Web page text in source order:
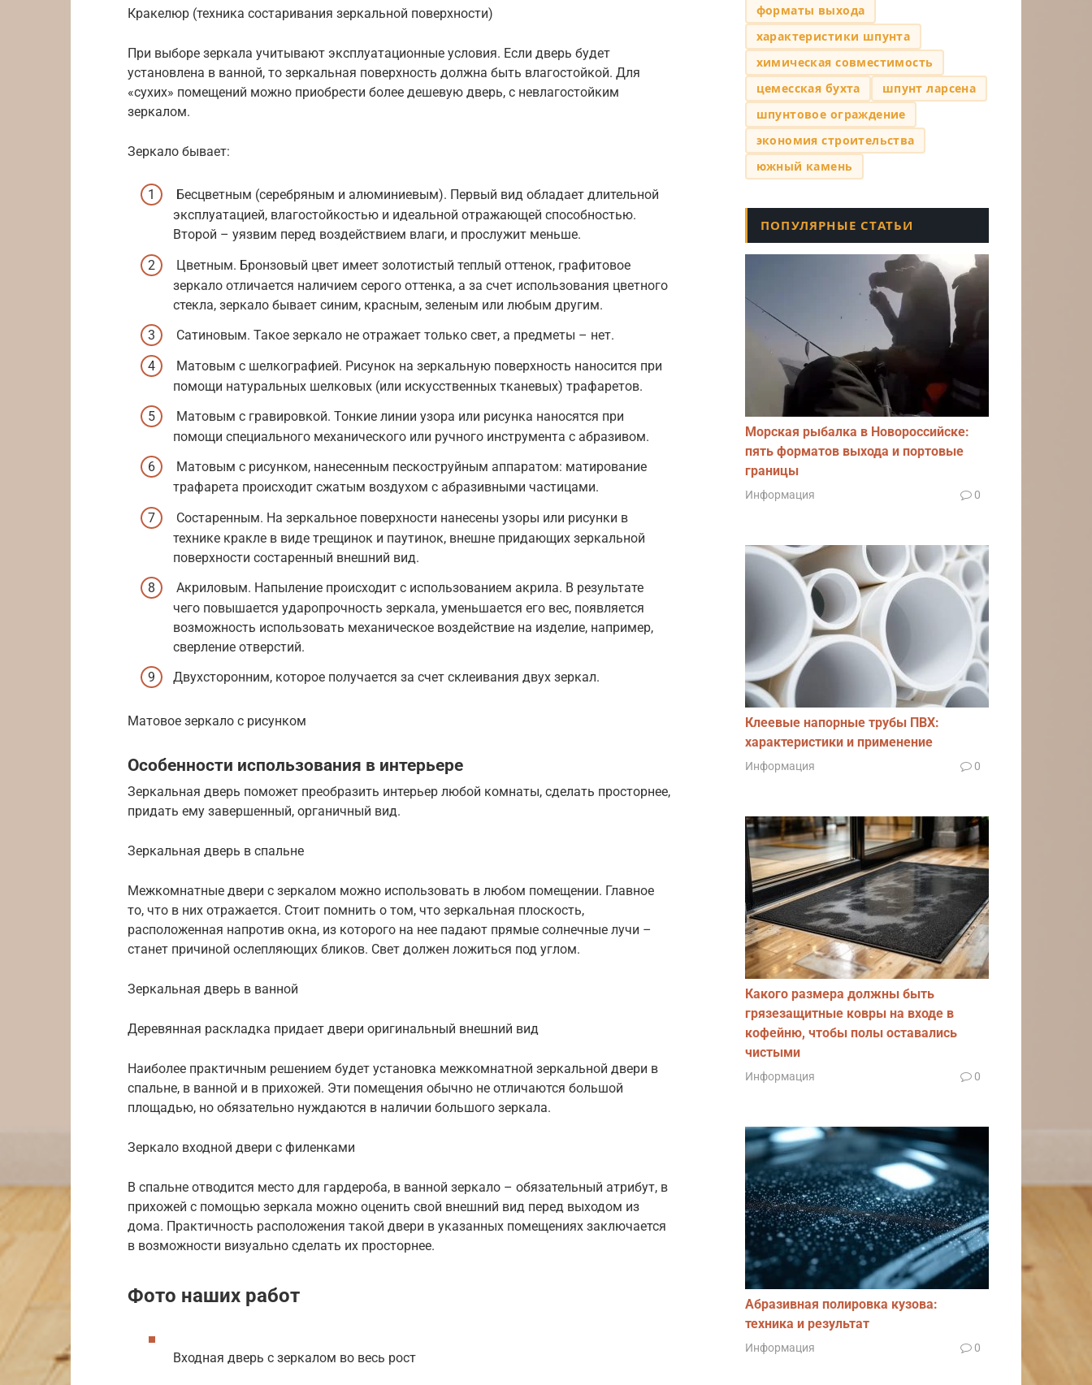
Кракелюр (техника состаривания зеркальной поверхности)
При выборе зеркала учитывают эксплуатационные условия. Если дверь будет
установлена в ванной, то зеркальная поверхность должна быть влагостойкой. Для
«сухих» помещений можно приобрести более дешевую дверь, с невлагостойким
зеркалом.
Зеркало бывает:
Бесцветным (серебряным и алюминиевым). Первый вид обладает длительной
эксплуатацией, влагостойкостью и идеальной отражающей способностью.
Второй – уязвим перед воздействием влаги, и прослужит меньше.
Цветным. Бронзовый цвет имеет золотистый теплый оттенок, графитовое
зеркало отличается наличием серого оттенка, а за счет использования цветного
стекла, зеркало бывает синим, красным, зеленым или любым другим.
Сатиновым. Такое зеркало не отражает только свет, а предметы – нет.
Матовым с шелкографией. Рисунок на зеркальную поверхность наносится при
помощи натуральных шелковых (или искусственных тканевых) трафаретов.
Матовым с гравировкой. Тонкие линии узора или рисунка наносятся при
помощи специального механического или ручного инструмента с абразивом.
Матовым с рисунком, нанесенным пескоструйным аппаратом: матирование
трафарета происходит сжатым воздухом с абразивными частицами.
Состаренным. На зеркальное поверхности нанесены узоры или рисунки в
технике кракле в виде трещинок и паутинок, внешне придающих зеркальной
поверхности состаренный внешний вид.
Акриловым. Напыление происходит с использованием акрила. В результате
чего повышается ударопрочность зеркала, уменьшается его вес, появляется
возможность использовать механическое воздействие на изделие, например,
сверление отверстий.
Двухсторонним, которое получается за счет склеивания двух зеркал.
Матовое зеркало с рисунком
Особенности использования в интерьере
Зеркальная дверь поможет преобразить интерьер любой комнаты, сделать просторнее,
придать ему завершенный, органичный вид.
Зеркальная дверь в спальне
Межкомнатные двери с зеркалом можно использовать в любом помещении. Главное
то, что в них отражается. Стоит помнить о том, что зеркальная плоскость,
расположенная напротив окна, из которого на нее падают прямые солнечные лучи –
станет причиной ослепляющих бликов. Свет должен ложиться под углом.
Зеркальная дверь в ванной
Деревянная раскладка придает двери оригинальный внешний вид
Наиболее практичным решением будет установка межкомнатной зеркальной двери в
спальне, в ванной и в прихожей. Эти помещения обычно не отличаются большой
площадью, но обязательно нуждаются в наличии большого зеркала.
Зеркало входной двери с филенками
В спальне отводится место для гардероба, в ванной зеркало – обязательный атрибут, в
прихожей с помощью зеркала можно оценить свой внешний вид перед выходом из
дома. Практичность расположения такой двери в указанных помещениях заключается
в возможности визуально сделать их просторнее.
Фото наших работ
Входная дверь с зеркалом во весь рост
форматы выхода
характеристики шпунта
химическая совместимость
цемесская бухта
шпунт ларсена
шпунтовое ограждение
экономия строительства
южный камень
ПОПУЛЯРНЫЕ СТАТЬИ
Морская рыбалка в Новороссийске:
пять форматов выхода и портовые
границы
Информация 0
Клеевые напорные трубы ПВХ:
характеристики и применение
Информация 0
Какого размера должны быть
грязезащитные ковры на входе в
кофейню, чтобы полы оставались
чистыми
Информация 0
Абразивная полировка кузова:
техника и результат
Информация 0